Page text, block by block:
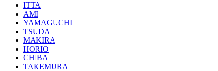
ITTA
AMI
YAMAGUCHI
TSUDA
MAKIRA
HORIO
CHIBA
TAKEMURA